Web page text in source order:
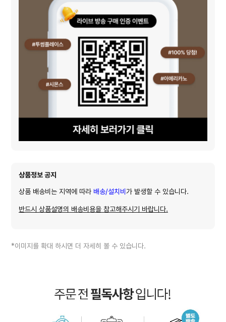
상품정보 공지
상품 배송비는 지역에 따라 배송/설치비 가 발생할 수 있습니다.
반드시 상품설명의 배송비용을 참고해주시기 바랍니다.
*이미지를 확대 하시면 더 자세히 볼 수 있습니다.